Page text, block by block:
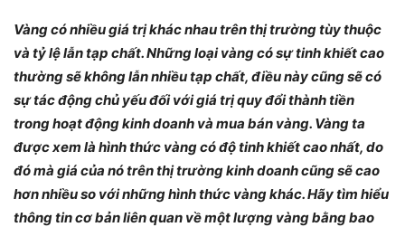
Vàng có nhiều giá trị khác nhau trên thị trường tùy thuộc
và tỷ lệ lẫn tạp chất. Những loại vàng có sự tinh khiết cao
thường sẽ không lẫn nhiều tạp chất, điều này cũng sẽ có
sự tác động chủ yếu đối với giá trị quy đổi thành tiền
trong hoạt động kinh doanh và mua bán vàng. Vàng ta
được xem là hình thức vàng có độ tinh khiết cao nhất, do
đó mà giá của nó trên thị trường kinh doanh cũng sẽ cao
hơn nhiều so với những hình thức vàng khác. Hãy tìm hiểu
thông tin cơ bản liên quan về một lượng vàng bằng bao